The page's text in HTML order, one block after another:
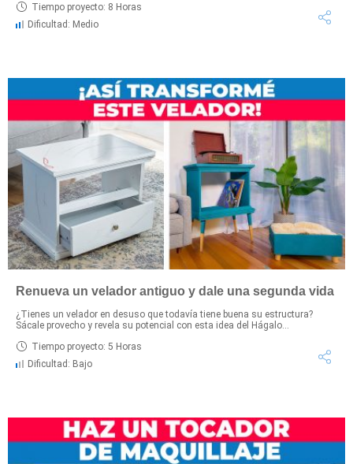
Tiempo proyecto: 8 Horas
Dificultad: Medio
Renueva un velador antiguo y dale una segunda vida
¿Tienes un velador en desuso que todavía tiene buena su estructura?
Sácale provecho y revela su potencial con esta idea del Hágalo...
Tiempo proyecto: 5 Horas
Dificultad: Bajo